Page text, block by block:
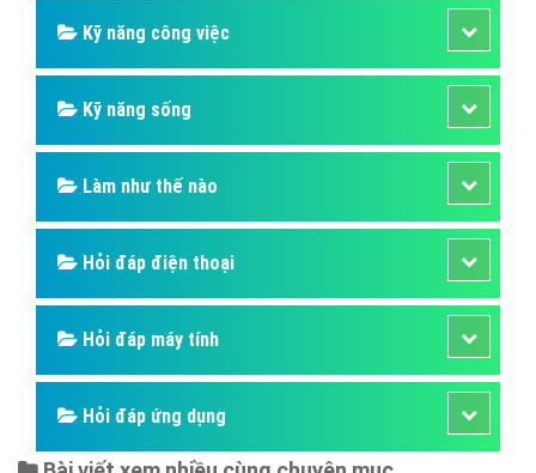
Kỹ năng công việc
Kỹ năng sống
Làm như thế nào
Hỏi đáp điện thoại
Hỏi đáp máy tính
Hỏi đáp ứng dụng